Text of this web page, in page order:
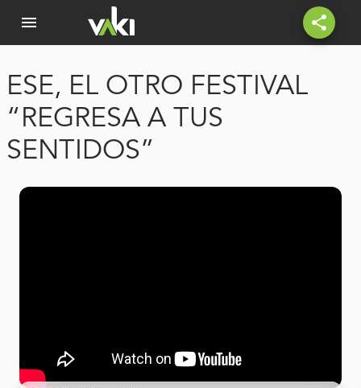
menu share
ESE, EL OTRO FESTIVAL
“REGRESA A TUS
SENTIDOS”